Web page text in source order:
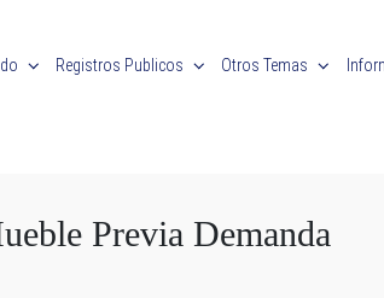
Registros Publicos Otros Temas
Previa Demanda